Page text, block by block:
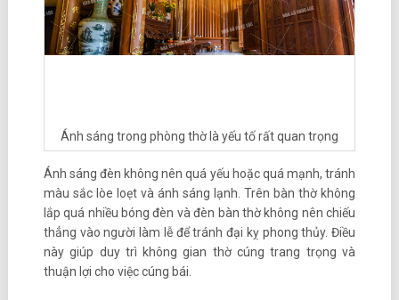
Ánh sáng trong phòng thờ là yếu tố rất quan trọng
Ánh sáng đèn không nên quá yếu hoặc quá mạnh, tránh
màu sắc lòe loẹt và ánh sáng lạnh. Trên bàn thờ không
lắp quá nhiều bóng đèn và đèn bàn thờ không nên chiếu
thẳng vào người làm lễ để tránh đại kỵ phong thủy. Điều
này giúp duy trì không gian thờ cúng trang trọng và
thuận lợi cho việc cúng bái.